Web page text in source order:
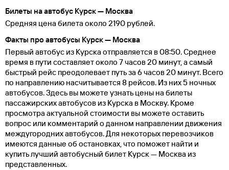
Билеты на автобус Курск — Москва
Средняя цена билета около 2190 рублей.
Факты про автобусы Курск — Москва
Первый автобус из Курска отправляется в 08:50. Среднее
время в пути составляет около 7 часов 20 минут, а самый
быстрый рейс преодолевает путь за 6 часов 20 минут. Всего
по направлению насчитывается 8 рейсов. Из них 5 ночных
автобусов. Здесь вы можете узнать цены на билеты
пассажирских автобусов из Курска в Москву. Кроме
просмотра актуальной стоимости вы можете оставить
вопрос или комментарий о данном направлении движения
междугородних автобусов. Для некоторых перевозчиков
имеются данные об остановках, что поможет найти и
купить лучший автобусный билет Курск — Москва из
представленных.